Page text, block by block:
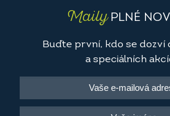
MailyPLNÉ
Buďte první, kdo se dozví
a speciálních